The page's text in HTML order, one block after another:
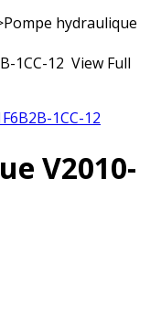
Pompe hydraulique
View Full
V2010-